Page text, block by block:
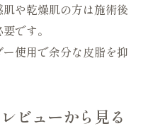
や乾燥肌の方は施術後
です。
使用で余分な皮脂を抑
ビューから見る